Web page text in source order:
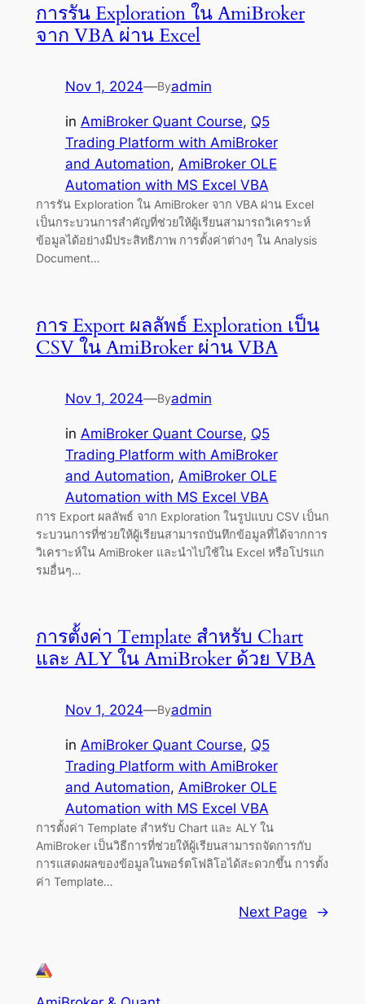
การรัน Exploration ใน AmiBroker
จาก VBA ผ่าน Excel
Nov 1, 2024—Byadmin
in AmiBroker Quant Course, Q5
Trading Platform with AmiBroker
and Automation, AmiBroker OLE
Automation with MS Excel VBA
การรัน Exploration ใน AmiBroker จาก VBA ผ่าน Excel
เป็นกระบวนการสำคัญที่ช่วยให้ผู้เรียนสามารถวิเคราะห์
ข้อมูลได้อย่างมีประสิทธิภาพ การตั้งค่าต่างๆ ใน Analysis
Document…
การ Export ผลลัพธ์ Exploration เป็น
CSV ใน AmiBroker ผ่าน VBA
Nov 1, 2024—Byadmin
in AmiBroker Quant Course, Q5
Trading Platform with AmiBroker
and Automation, AmiBroker OLE
Automation with MS Excel VBA
การ Export ผลลัพธ์ จาก Exploration ในรูปแบบ CSV เป็นก
ระบวนการที่ช่วยให้ผู้เรียนสามารถบันทึกข้อมูลที่ได้จากการ
วิเคราะห์ใน AmiBroker และนำไปใช้ใน Excel หรือโปรแก
รมอื่นๆ…
การตั้งค่า Template สำหรับ Chart
และ ALY ใน AmiBroker ด้วย VBA
Nov 1, 2024—Byadmin
in AmiBroker Quant Course, Q5
Trading Platform with AmiBroker
and Automation, AmiBroker OLE
Automation with MS Excel VBA
การตั้งค่า Template สำหรับ Chart และ ALY ใน
AmiBroker เป็นวิธีการที่ช่วยให้ผู้เรียนสามารถจัดการกับ
การแสดงผลของข้อมูลในพอร์ตโฟลิโอได้สะดวกขึ้น การตั้ง
ค่า Template…
Next Page →